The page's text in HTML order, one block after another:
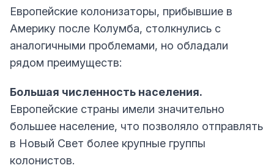
Европейские колонизаторы, прибывшие в
Америку после Колумба, столкнулись с
аналогичными проблемами, но обладали
рядом преимуществ:
Большая численность населения.
Европейские страны имели значительно
большее население, что позволяло отправлять
в Новый Свет более крупные группы
колонистов.